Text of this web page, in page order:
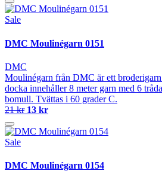
Sale
DMC Moulinégarn 0151
DMC
Moulinégarn från DMC är ett
docka innehåller 8 meter garn med 6
bomull. Tvättas i 60 grader C.
21 kr 13 kr
Sale
DMC Moulinégarn 0154